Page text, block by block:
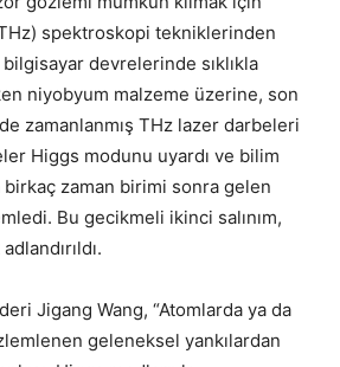
spektroskopi tekniklerinden
devrelerinde sıklıkla
niyobyum malzeme üzerine, son
zamanlanmış THz lazer darbeleri
Higgs modunu uyardı ve bilim
birkaç zaman birimi sonra gelen
Bu gecikmeli ikinci salınım,
Jigang Wang, “Atomlarda ya da
geleneksel yankılardan